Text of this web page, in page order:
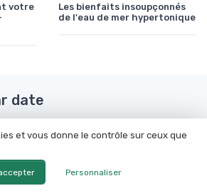
votre
Les bienfaits insoupçonnés
de l'eau de mer hypertonique
date
et vous donne le contrôle sur ceux que
Personnaliser